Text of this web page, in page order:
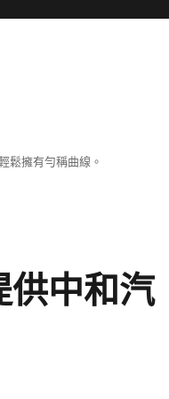
鬆擁有勻稱曲線。
供中和汽